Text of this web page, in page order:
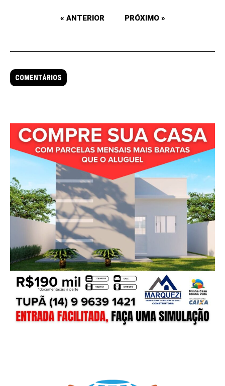
« ANTERIOR PRÓXIMO »
COMENTÁRIOS